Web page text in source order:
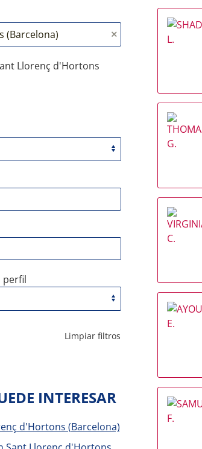
Llorenç d'Hortons
perfil
Limpiar filtros
INTERESAR
d'Hortons (Barcelona)